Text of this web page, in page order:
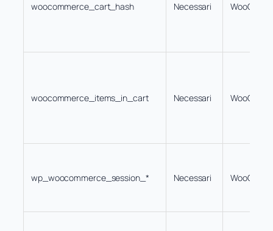
woocommerce_cart_hash Necessari
woocommerce_items_in_cart Necessari
wp_woocommerce_session_* Necessari